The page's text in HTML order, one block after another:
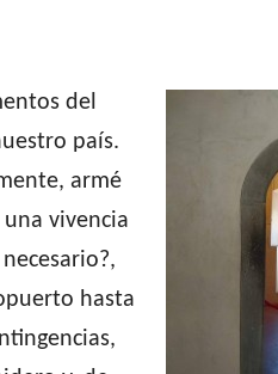
del
país.
armé
vivencia
hasta